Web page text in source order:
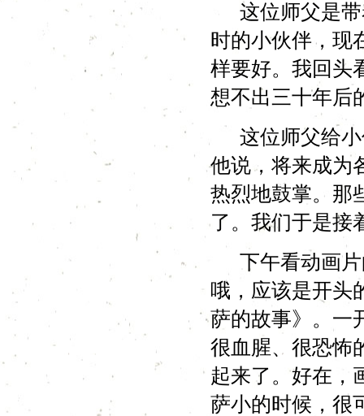
这位师父是带
时的小伙伴，现
样要好。我回头
想不出三十年后
这位师父给小
他说，将来成为
热烈地鼓掌。那
了。我们于是接
下午看动画片
哦，应该是开头
萨的故事》。一
很血腥、很恐怖
起来了。好在，
萨小的时候，很